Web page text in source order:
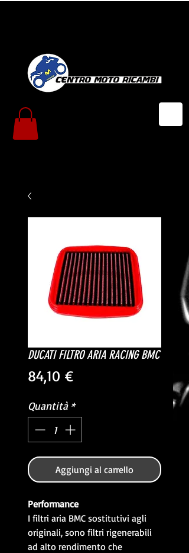
DUCATI FILTRO ARIA RACING BMC
84,10 €Prezzo
Quantità *
Aggiungi al carrello
Performance
I filtri aria BMC sostitutivi agli
originali, sono filtri rigenerabili
ad alto rendimento che